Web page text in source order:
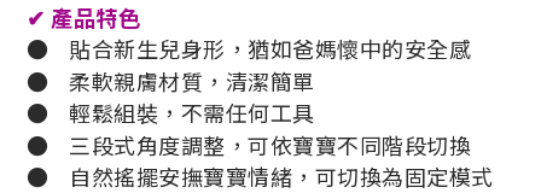
✔ 產品特色
●
貼合新生兒身形，猶如爸媽懷中的安全感
●
柔軟親膚材質，清潔簡單
●
輕鬆組裝，不需任何工具
●
三段式角度調整，可依寶寶不同階段切換
●
自然搖擺安撫寶寶情緒，可切換為固定模式